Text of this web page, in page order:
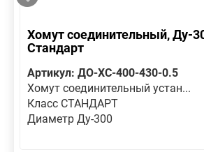
Хомут соединительный, Ду-
Стандарт
Артикул: ДО-ХС-400-430-0.5
Хомут соединительный устан...
Класс СТАНДАРТ
Диаметр Ду-300